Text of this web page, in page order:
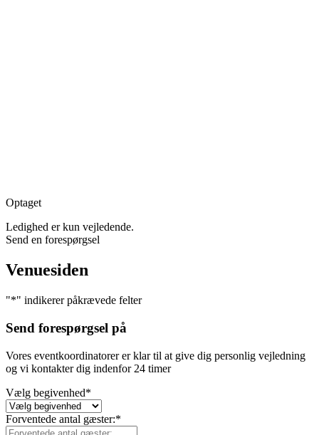
Optaget
Ledighed er kun vejledende.
Send en forespørgsel
Venuesiden
"*" indikerer påkrævede felter
Send forespørgsel på
Vores eventkoordinatorer er klar til at give dig personlig vejledning
og vi kontakter dig indenfor 24 timer
Vælg begivenhed*
Forventede antal gæster:*